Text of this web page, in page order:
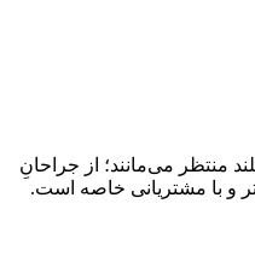
منتظر می‌مانند؛ از جراحانِ
و با مشتریانی خاصه است.